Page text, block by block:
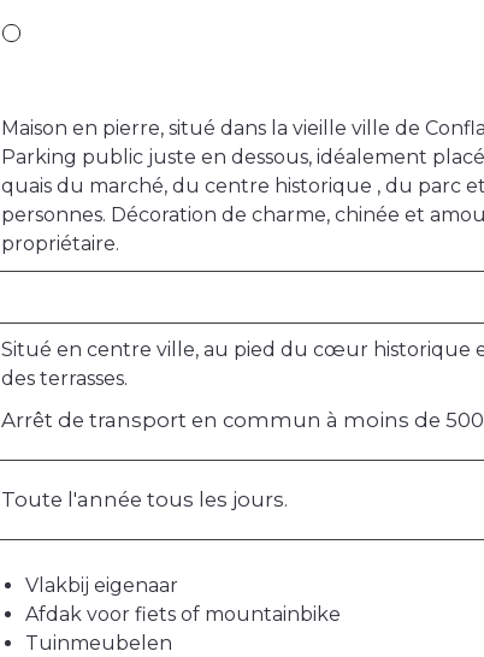
Maison en pierre, situé dans la vieille ville de
Parking public juste en dessous, idéalement
quais du marché, du centre historique , du parc
personnes. Décoration de charme, chinée et
propriétaire.
Situé en centre ville, au pied du cœur historique
des terrasses.
Arrêt de transport en commun à moins de
Toute l'année tous les jours.
Vlakbij eigenaar
Afdak voor fiets of mountainbike
Tuinmeubelen